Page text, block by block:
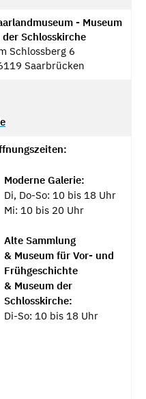
- Museum
der Schlosskirche
Schlossberg 6
Saarbrücken
Moderne Galerie:
Di, Do-So: 10 bis 18 Uhr
Mi: 10 bis 20 Uhr
Alte Sammlung
& Museum für Vor- und
Frühgeschichte
& Museum der
Schlosskirche:
Di-So: 10 bis 18 Uhr